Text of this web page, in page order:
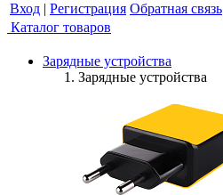
Вход | Регистрация Обратная связь
Каталог товаров
Зарядные устройства
Зарядные устройства